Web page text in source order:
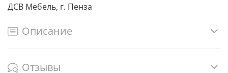
ДСВ Мебель, г. Пенза
Описание
Отзывы